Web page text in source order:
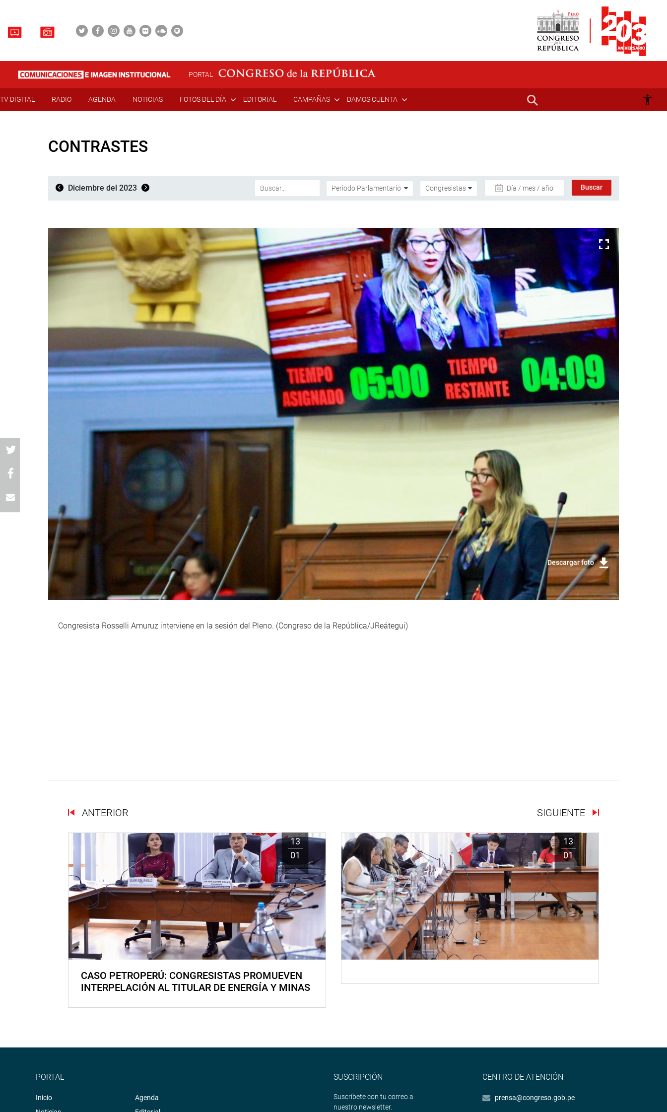
PORTAL
TV DIGITAL RADIO AGENDA NOTICIAS FOTOS DEL DÍA EDITORIAL CAMPAÑAS DAMOS CUENTA
CONTRASTES
Diciembre del 2023 Día / mes / año
Descargar foto
Congresista Rosselli Amuruz interviene en la sesión del Pleno. (Congreso de la República/JReátegui)
ANTERIOR SIGUIENTE
13
01
CASO PETROPERÚ: CONGRESISTAS PROMUEVEN
INTERPELACIÓN AL TITULAR DE ENERGÍA Y MINAS
13
01
PORTAL
Inicio
Agenda
SUSCRIPCIÓN
Suscríbete con tu correo a
nuestro newsletter.
CENTRO DE ATENCIÓN
prensa@congreso.gob.pe